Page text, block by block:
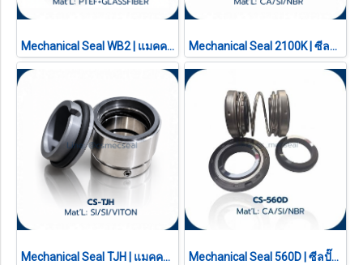
Mechanical Seal WB2 | แมคคานิคอลซีล ซีลปั๊มเคมี บอดี้เทฟล่อนเสริมใยแก้ว (PTFE+Glass Fiber) Mechanical Seal 2100K | ซีลปั๊มน้ำทนเคมีและทนความร้อน (NBR / VITON)
Mechanical Seal TJH | แมคคานิคอลซีล ซีลปั๊มน้ำทนความหนืด สปริงเวฟ (ทดแทน BURGMANN HJ92N) Mechanical Seal 560D | ซีลปั๊มจุ่ม ซูรูมิ Tsurumi ซีลดับเบิ้ลหน้า